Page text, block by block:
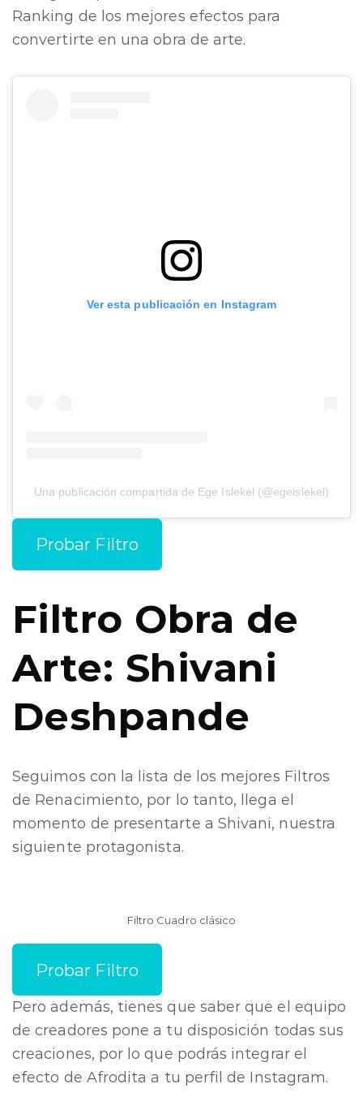
Ranking de los mejores efectos para
convertirte en una obra de arte.
Ver esta publicación en Instagram
Una publicación compartida de Ege Islekel (@egeislekel)
Probar Filtro
Filtro Obra de
Arte: Shivani
Deshpande
Seguimos con la lista de los mejores Filtros
de Renacimiento, por lo tanto, llega el
momento de presentarte a Shivani, nuestra
siguiente protagonista.
Filtro Cuadro clásico
Probar Filtro
Pero además, tienes que saber que el equipo
de creadores pone a tu disposición todas sus
creaciones, por lo que podrás integrar el
efecto de Afrodita a tu perfil de Instagram.